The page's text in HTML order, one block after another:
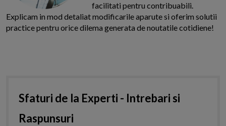
facilitati pentru contribuabili.
Explicam in mod detaliat modificarile aparute si oferim solutii
practice pentru orice dilema generata de noutatile cotidiene!
Sfaturi de la Experti - Intrebari si
Raspunsuri